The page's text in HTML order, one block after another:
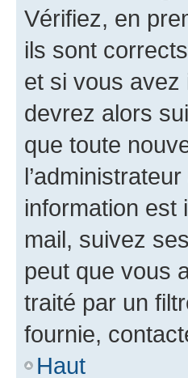
Vérifiez, en
ils sont
et si vous avez
devrez alors
que toute
information est
mail, suivez
peut que vous
traité par un
fournie,
Haut